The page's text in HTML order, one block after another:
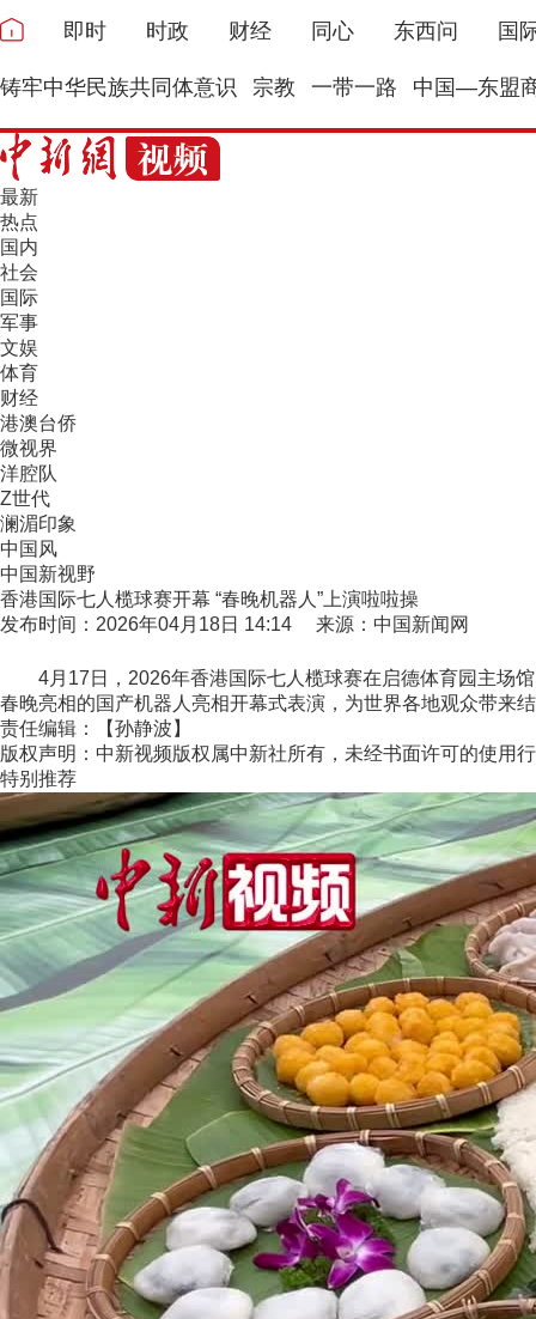
即时 时政 财经 同心 东西问 国
铸牢中华民族共同体意识 宗教 一带一路 中国—东盟
最新
热点
国内
社会
国际
军事
文娱
体育
财经
港澳台侨
微视界
洋腔队
Z世代
澜湄印象
中国风
中国新视野
香港国际七人榄球赛开幕 “春晚机器人”上演啦啦操
发布时间：2026年04月18日 14:14 来源：中国新闻网
4月17日，2026年香港国际七人榄球赛在启德体育园主场馆
春晚亮相的国产机器人亮相开幕式表演，为世界各地观众带来
责任编辑：【孙静波】
版权声明：中新视频版权属中新社所有，未经书面许可的使用
特别推荐